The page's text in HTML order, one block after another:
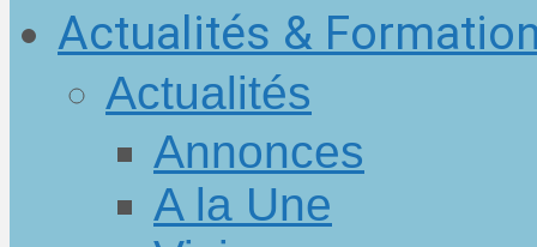
Actualités &
Actualités
Annonces
A la Une